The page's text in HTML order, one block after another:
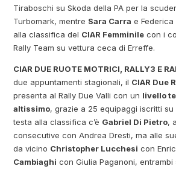
Tiraboschi su Skoda della PA per la
Turbomark, mentre Sara Carra e
alla classifica del CIAR Femminile con i
Rally Team su vettura ceca di Erreffe.
CIAR DUE RUOTE MOTRICI, RALLY3 E
due appuntamenti stagionali, il CIAR Due
presenta al Rally Due Valli con un livello
altissimo, grazie a 25 equipaggi iscritti su
testa alla classifica c’è Gabriel Di Pietro,
consecutive con Andrea Dresti, ma alle
da vicino Christopher Lucchesi con
Cambiaghi con Giulia Paganoni, entrambi